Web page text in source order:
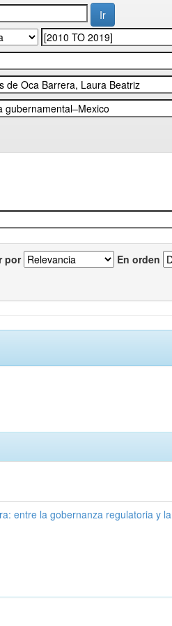
por En orden
entre la gobernanza regulatoria y la